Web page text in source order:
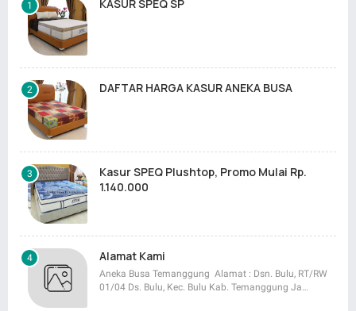
KASUR SPEQ SP
DAFTAR HARGA KASUR ANEKA BUSA
Kasur SPEQ Plushtop, Promo Mulai Rp.
1.140.000
Alamat Kami
Aneka Busa Temanggung Alamat : Dsn. Bulu, RT/RW
01/04 Ds. Bulu, Kec. Bulu Kab. Temanggung Ja…